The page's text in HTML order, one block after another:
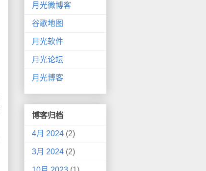
月光微博客
谷歌地图
月光软件
月光论坛
月光博客
博客归档
4月 2024 (2)
3月 2024 (2)